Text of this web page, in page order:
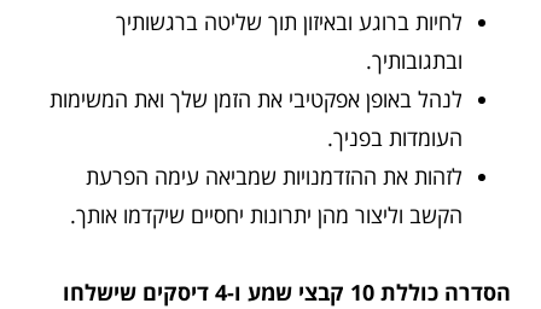
לחיות ברוגע ובאיזון תוך שליטה ברגשותיך
ובתגובותיך.
לנהל באופן אפקטיבי את הזמן שלך ואת המשימות
העומדות בפניך.
לזהות את ההזדמנויות שמביאה עימה הפרעת
הקשב וליצור מהן יתרונות יחסיים שיקדמו אותך.
הסדרה כוללת 10 קבצי שמע ו-4 דיסקים שישלחו